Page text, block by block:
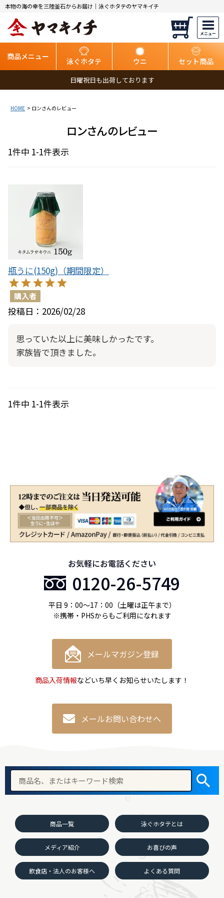
本物の海の幸を三陸釜石からお届け｜泳ぐホタテのヤマキイチ
商品メニュー 泳ぐホタテ ウニ セット商品
日曜祝日も出荷しております
HOME ロンさんのレビュー
ロンさんのレビュー
1件中 1-1件表示
瓶うに(150g)（期間限定）
購入者
投稿日 2026/02/28
思っていた以上に美味しかったです。
家族皆で頂きました。
1件中 1-1件表示
お気軽にお電話ください
0120-26-5749
平日 9：00〜17：00（土曜は正午まで）
※携帯・PHSからもご利用になれます
メールマガジン登録
商品入荷情報などいち早くお知らせいたします！
メールお問い合わせへ
商品一覧 泳ぐホタテとは
メディア紹介 お喜びの声
飲食店・法人のお客様へ よくある質問